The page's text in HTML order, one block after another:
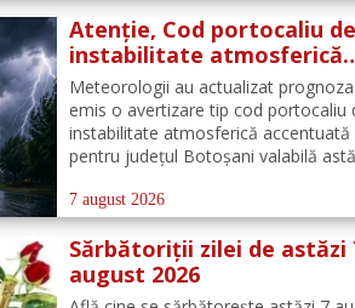
Botoșani. Semnalmentele numitei
Atenție, Cod portocaliu de
instabilitate atmosferică
pentru județul Botoșani!
Meteorologii au actualizat
emis o avertizare tip cod portocaliu
instabilitate atmosferică accentuată
pentru județul Botoșani valabilă
manifesta prin intensificări ale
vijelii puternice (rafale de 70...90
averse...
7 august 2026
Sărbătoriții zilei de astăzi
august 2026